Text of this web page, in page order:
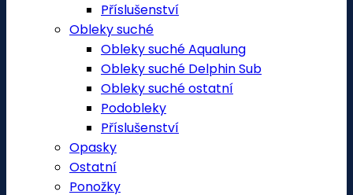
Příslušenství
Obleky suché
Obleky suché Aqualung
Obleky suché Delphin Sub
Obleky suché ostatní
Podobleky
Příslušenství
Opasky
Ostatní
Ponožky